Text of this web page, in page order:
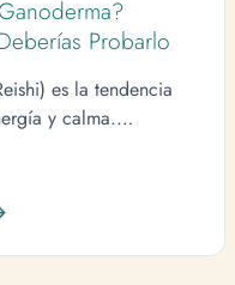
Probarlo
es la tendencia
y calma.